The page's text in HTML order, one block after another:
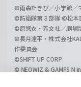
©雨森たきび／小学館／
©防衛隊第３部隊 ©松本
©原悠衣・芳文社／劇場
©長月達平・株式会社
作委員会
©SHIFT UP CORP.
© NEOWIZ & GAMFS N